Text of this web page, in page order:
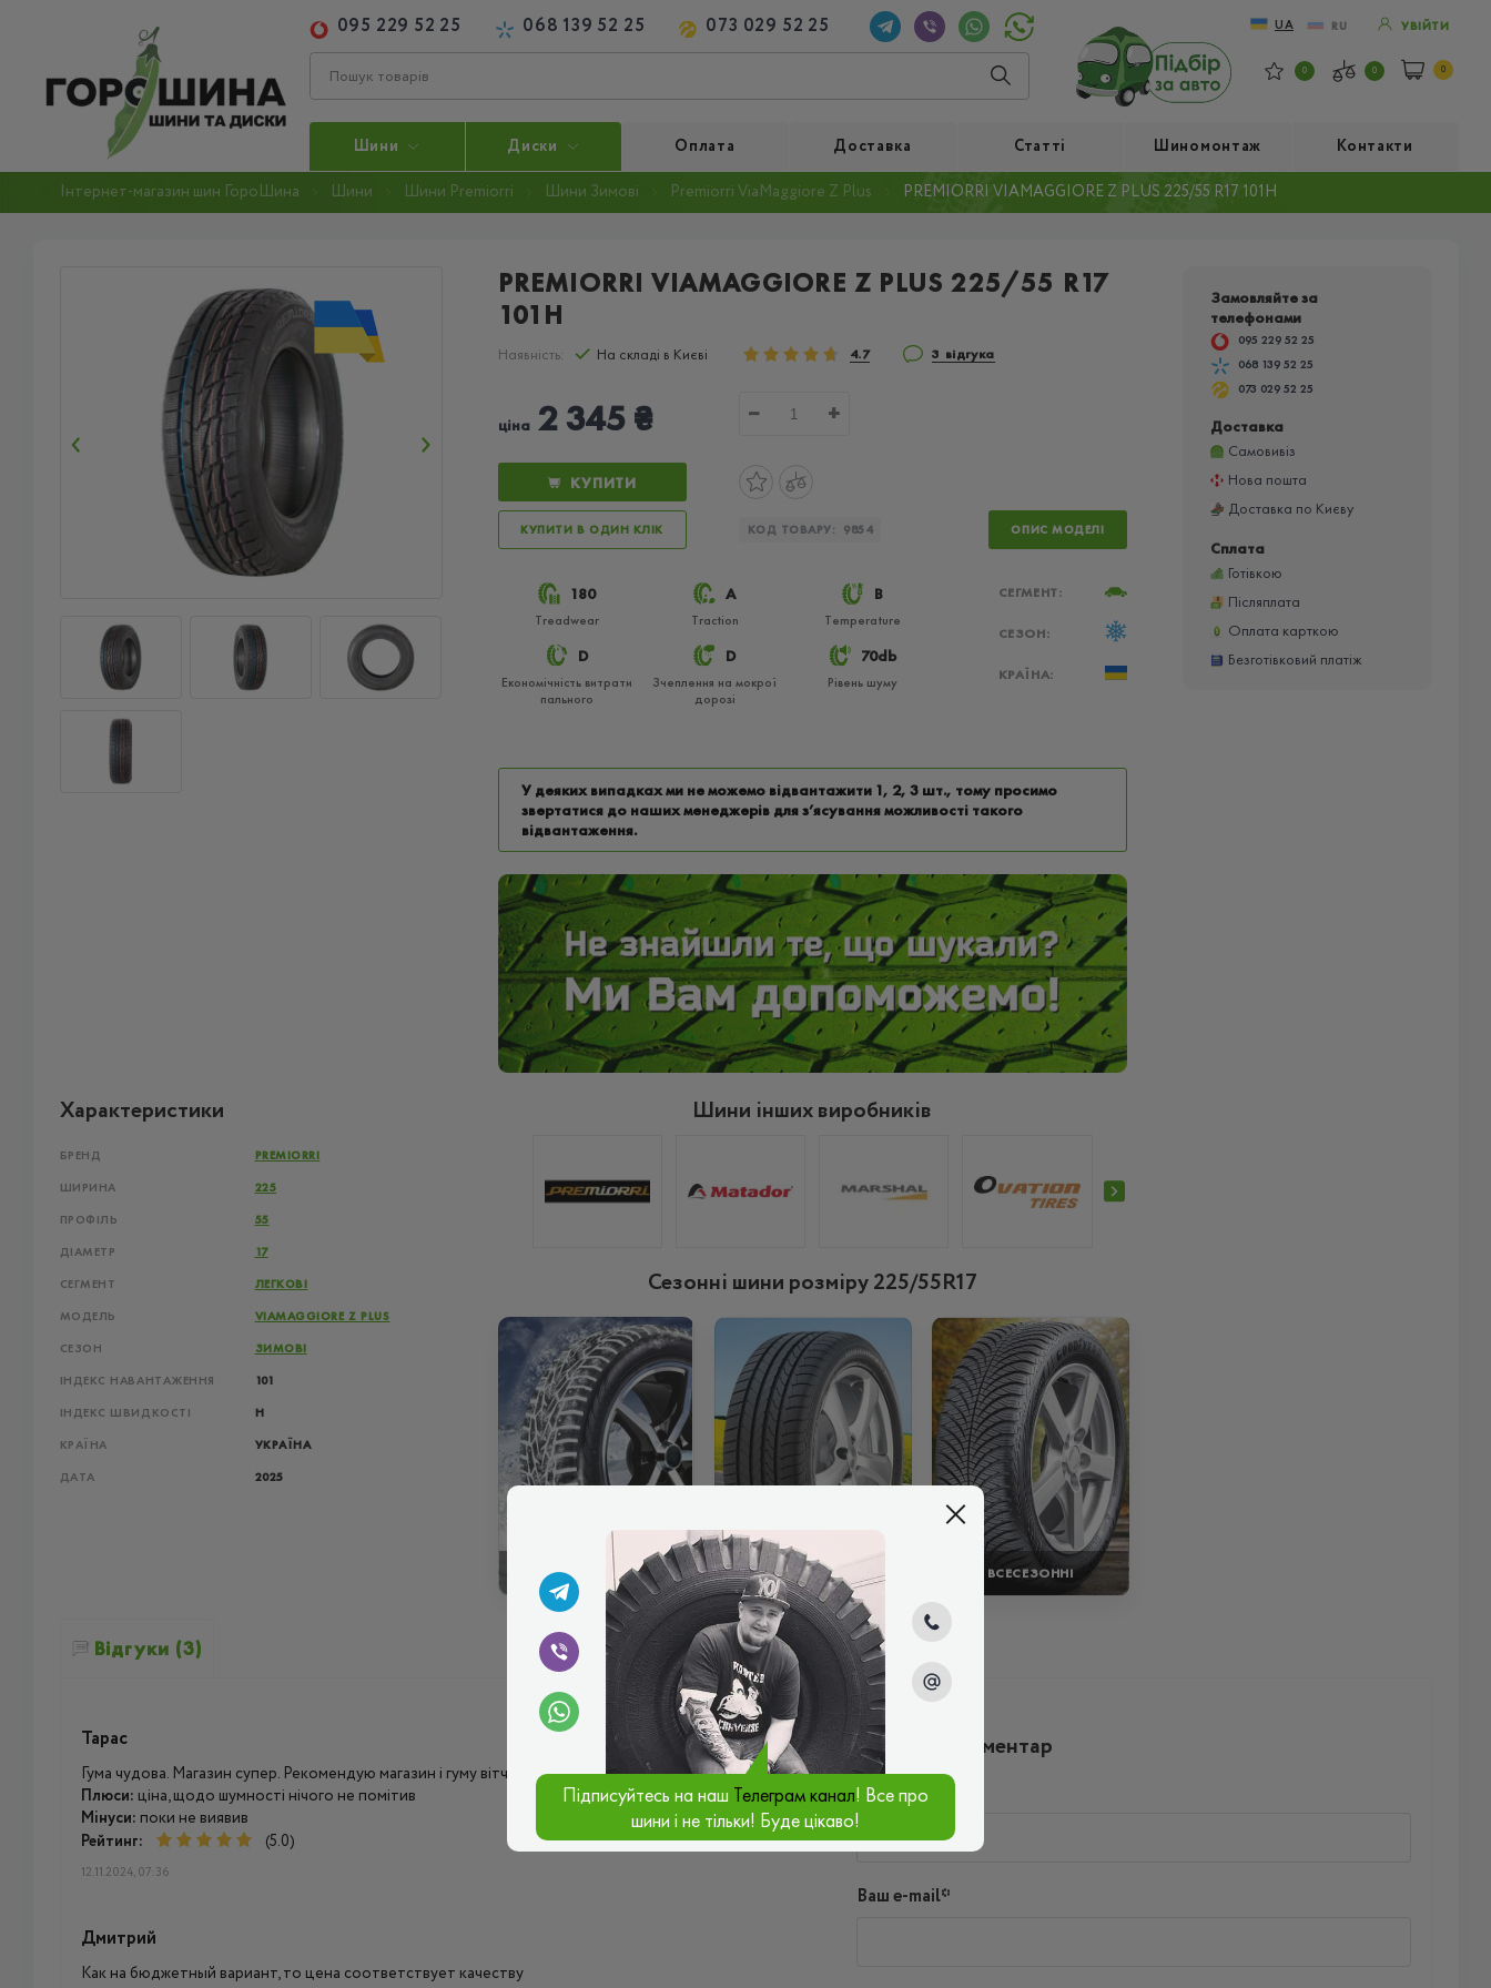
095 229 52 25 068 139 52 25 073 029 52 25 UA RU УВІЙТИ
0 0 0
Шини Диски Оплата Доставка Статті Шиномонтаж Контакти
Інтернет-магазин шин ГороШина Шини Шини Premiorri Шини Зимові Premiorri ViaMaggiore Z Plus PREMIORRI VIAMAGGIORE Z PLUS 225/55 R17 101H
PREMIORRI VIAMAGGIORE Z PLUS 225/55 R17
101H
Наявність: На складі в Києві 4.7 3 відгука
ціна2 345 ₴ − +
КУПИТИ
КУПИТИ В ОДИН КЛІК КОД ТОВАРУ: 9854 ОПИС МОДЕЛІ
180
Treadwear
A
Traction
B
Temperature
D
Економічність витрати
пального
D
Зчеплення на мокрої
дорозі
70db
Рівень шуму
СЕГМЕНТ:
СЕЗОН:
КРАЇНА:
У деяких випадках ми не можемо відвантажити 1, 2, 3 шт., тому просимо
звертатися до наших менеджерів для з’ясування можливості такого
відвантаження.
Замовляйте за
телефонами
095 229 52 25
068 139 52 25
073 029 52 25
Доставка
Самовивіз
Нова пошта
Доставка по Києву
Сплата
Готівкою
Післяплата
Оплата карткою
Безготівковий платіж
Характеристики
БРЕНД PREMIORRI
ШИРИНА 225
ПРОФІЛЬ 55
ДІАМЕТР 17
СЕГМЕНТ ЛЕГКОВІ
МОДЕЛЬ VIAMAGGIORE Z PLUS
СЕЗОН ЗИМОВІ
ІНДЕКС НАВАНТАЖЕННЯ 101
ІНДЕКС ШВИДКОСТІ H
КРАЇНА УКРАЇНА
ДАТА 2025
Шини інших виробників
Сезонні шини розміру 225/55R17
ЗИМОВІ ЛІТНІ ВСЕСЕЗОННІ
Відгуки (3)
Тарас
Гума чудова. Магазин супер. Рекомендую магазин і гуму вітчизняного виробника
Плюси: ціна, щодо шумності нічого не помітив
Мінуси: поки не виявив
Рейтинг:
(5.0)
12.11.2024, 07:36
Дмитрий
Как на бюджетный вариант, то цена соответствует качеству
Написати коментар
Ім'я*
Ваш e-mail*
Підписуйтесь на наш Телеграм канал! Все про
шини і не тільки! Буде цікаво!